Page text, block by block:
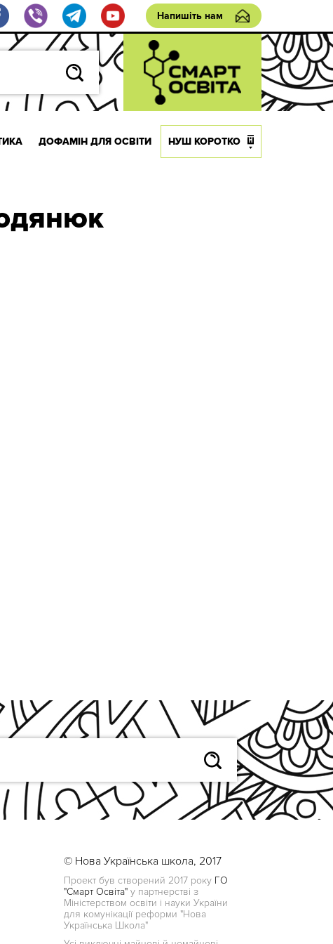
Напишіть нам
ДОФАМІН ДЛЯ ОСВІТИ НУШ КОРОТКО
© Нова Українська школа, 2017
Проект був створений 2017 року ГО
"Смарт Освіта" у партнерстві з
Міністерством освіти і науки України
для комунікації реформи "Нова
Українська Школа"